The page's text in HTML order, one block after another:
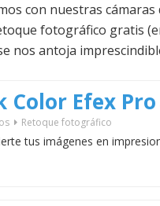
con nuestras
fotográfico gratis
nos antoja
Color Efex Pro
Retoque fotográfico
tus imágenes en